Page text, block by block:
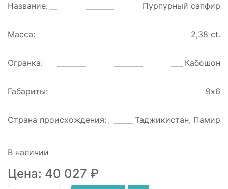
Название: Пурпурный сапфир
Масса: 2,38 ct.
Огранка: Кабошон
Габариты: 9х6
Страна происхождения: Таджикистан, Памир
В наличии
Цена: 40 027 ₽